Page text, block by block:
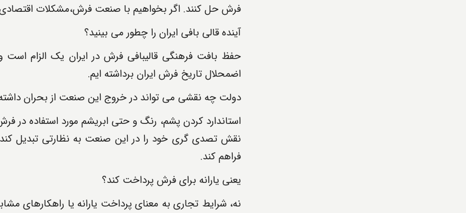
فرش حل کنند. اگر بخواهیم با صنعت فرش،مشکلات
آینده قالی بافی ایران را چطور می بینید؟
حفظ بافت فرهنگی قالیبافی فرش در ایران یک الزام است
اضمحلال تاریخ فرش ایران برداشته ایم.
دولت چه نقشی می تواند در خروج این صنعت از بحران
استاندارد کردن پشم، رنگ و حتی ابریشم مورد استفاده در
نقش تصدی گری خود را در این صنعت به نظارتی تبدیل
فراهم کند.
یعنی یارانه برای فرش پرداخت کند؟
نه، شرایط تجاری به معنای پرداخت یارانه یا راهکارهای